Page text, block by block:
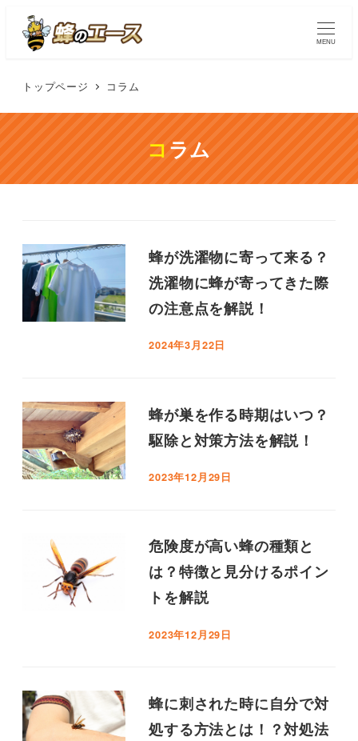
MENU
トップページ コラム
コラム
蜂が洗濯物に寄って来る？
洗濯物に蜂が寄ってきた際
の注意点を解説！
2024年3月22日
蜂が巣を作る時期はいつ？
駆除と対策方法を解説！
2023年12月29日
危険度が高い蜂の種類と
は？特徴と見分けるポイン
トを解説
2023年12月29日
蜂に刺された時に自分で対
処する方法とは！？対処法